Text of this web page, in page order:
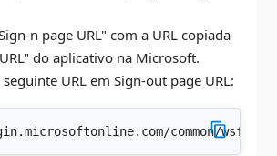
n page URL" com a URL copiada
do aplicativo na Microsoft.
seguinte URL em Sign-out page URL:
common/